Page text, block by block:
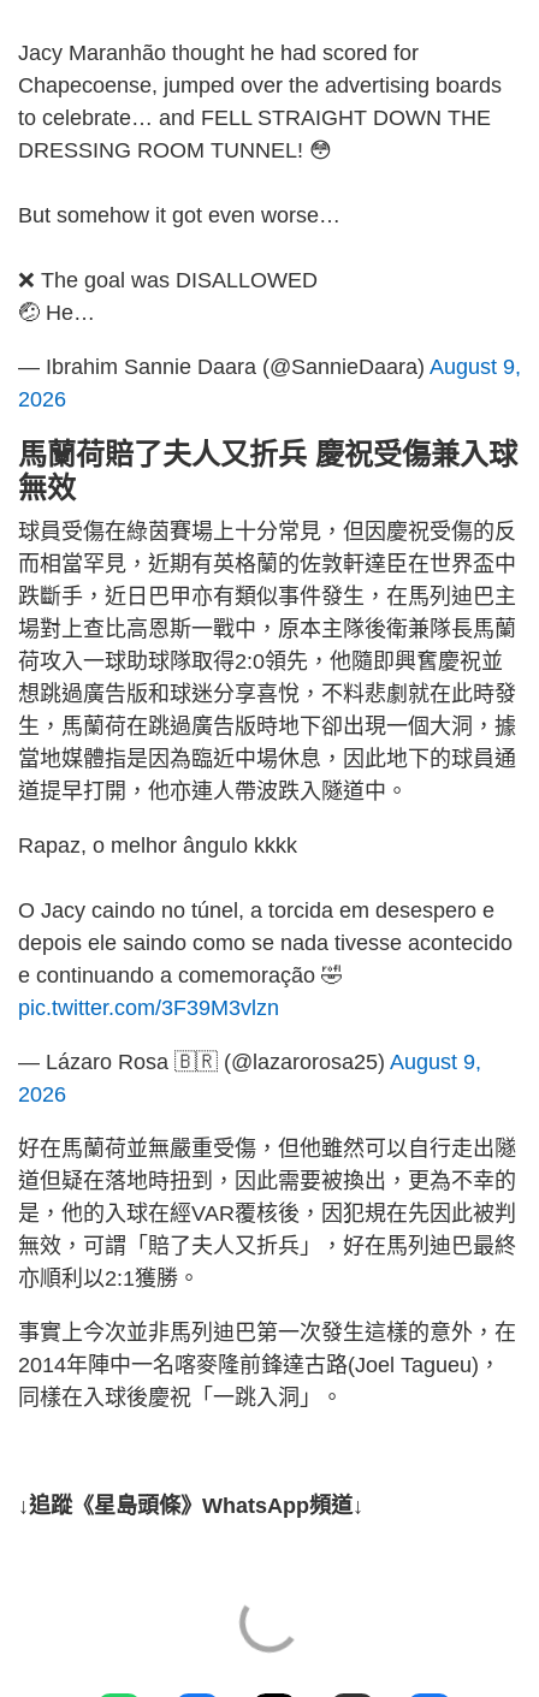
Jacy Maranhão thought he had scored for
Chapecoense, jumped over the advertising boards
to celebrate… and FELL STRAIGHT DOWN THE
DRESSING ROOM TUNNEL! 😳
But somehow it got even worse…
❌ The goal was DISALLOWED
🤕 He…
— Ibrahim Sannie Daara (@SannieDaara) August 9,
2026
馬蘭荷賠了夫人又折兵 慶祝受傷兼入球
無效
球員受傷在綠茵賽場上十分常見，但因慶祝受傷的反
而相當罕見，近期有英格蘭的佐敦軒達臣在世界盃中
跌斷手，近日巴甲亦有類似事件發生，在馬列迪巴主
場對上查比高恩斯一戰中，原本主隊後衛兼隊長馬蘭
荷攻入一球助球隊取得2:0領先，他隨即興𡚒慶祝並
想跳過廣告版和球迷分享喜悅，不料悲劇就在此時發
生，馬蘭荷在跳過廣告版時地下卻出現一個大洞，據
當地媒體指是因為臨近中場休息，因此地下的球員通
道提早打開，他亦連人帶波跌入隧道中。
Rapaz, o melhor ângulo kkkk
O Jacy caindo no túnel, a torcida em desespero e
depois ele saindo como se nada tivesse acontecido
e continuando a comemoração 🤣
pic.twitter.com/3F39M3vlzn
— Lázaro Rosa 🇧🇷 (@lazarorosa25) August 9,
2026
好在馬蘭荷並無嚴重受傷，但他雖然可以自行走出隧
道但疑在落地時扭到，因此需要被換出，更為不幸的
是，他的入球在經VAR覆核後，因犯規在先因此被判
無效，可謂「賠了夫人又折兵」，好在馬列迪巴最終
亦順利以2:1獲勝。
事實上今次並非馬列迪巴第一次發生這樣的意外，在
2014年陣中一名喀麥隆前鋒達古路(Joel Tagueu)，
同樣在入球後慶祝「一跳入洞」。
↓追蹤《星島頭條》WhatsApp頻道↓